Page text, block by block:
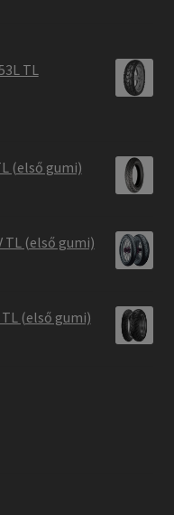
TL
(első gumi)
TL (első gumi)
TL (első gumi)